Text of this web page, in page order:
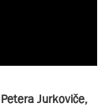
Jurkoviče,